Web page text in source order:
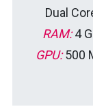
Dual
RAM:4
GPU:500